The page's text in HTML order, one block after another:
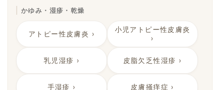
かゆみ・湿疹・乾燥
アトピー性皮膚炎 ›
小児アトピー性皮膚炎
›
乳児湿疹 › 皮脂欠乏性湿疹 ›
手湿疹 › 皮膚掻痒症 ›